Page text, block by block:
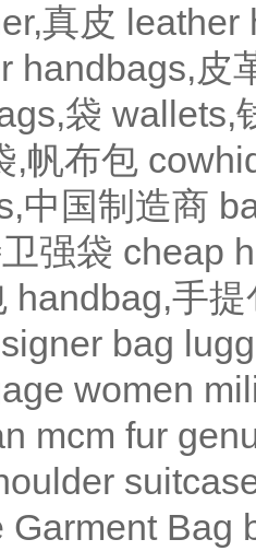
真皮 leather
handbags,皮
袋 wallets,
,帆布包
中国制造商
强袋 cheap
handbag,手提
bag
women
mcm fur
Garment Bag